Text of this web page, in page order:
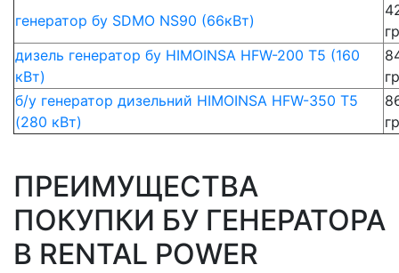
генератор бу SDMO NS90 (66кВт)
дизель генератор бу HIMOINSA HFW-200 T5 (160
кВт)
б/у генератор дизельний HIMOINSA HFW-350 T5
(280 кВт)
ПРЕИМУЩЕСТВА
ПОКУПКИ БУ ГЕНЕРАТОРА
В RENTAL POWER